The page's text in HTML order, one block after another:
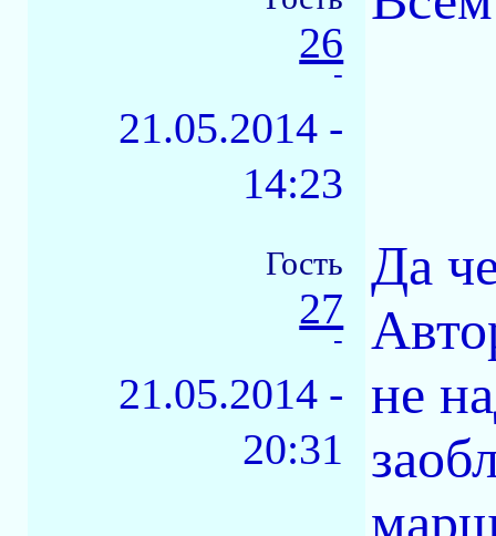
26
-
21.05.2014 -
14:23
Гость
27
-
21.05.2014 -
20:31
Да
не